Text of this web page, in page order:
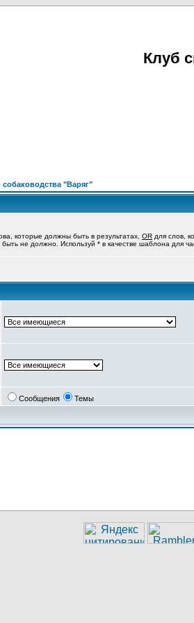
Клуб
"Варяг"
которые должны быть в результатах, OR для слов,
быть не должно. Используй * в качестве шаблона для
Сообщения Темы